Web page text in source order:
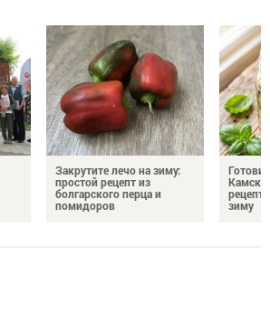
Закрутите лечо на зиму:
простой рецепт из
болгарского перца и
помидоров
зиму